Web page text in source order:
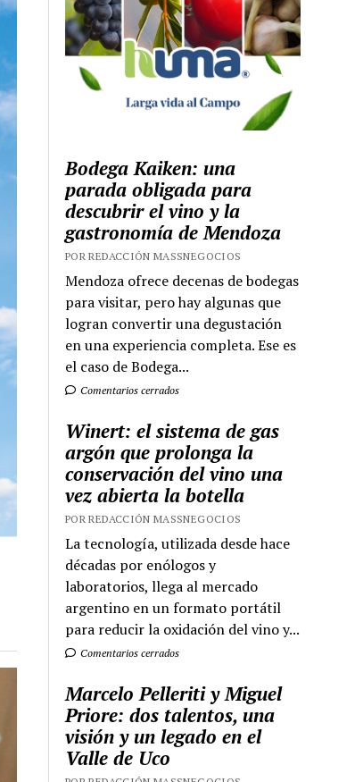
Bodega Kaiken: una
parada obligada para
descubrir el vino y la
gastronomía de Mendoza
POR REDACCIÓN MASSNEGOCIOS
Mendoza ofrece decenas de bodegas
para visitar, pero hay algunas que
logran convertir una degustación
en una experiencia completa. Ese es
el caso de Bodega...
Comentarios cerrados
Winert: el sistema de gas
argón que prolonga la
conservación del vino una
vez abierta la botella
POR REDACCIÓN MASSNEGOCIOS
La tecnología, utilizada desde hace
décadas por enólogos y
laboratorios, llega al mercado
argentino en un formato portátil
para reducir la oxidación del vino y...
Comentarios cerrados
Marcelo Pelleriti y Miguel
Priore: dos talentos, una
visión y un legado en el
Valle de Uco